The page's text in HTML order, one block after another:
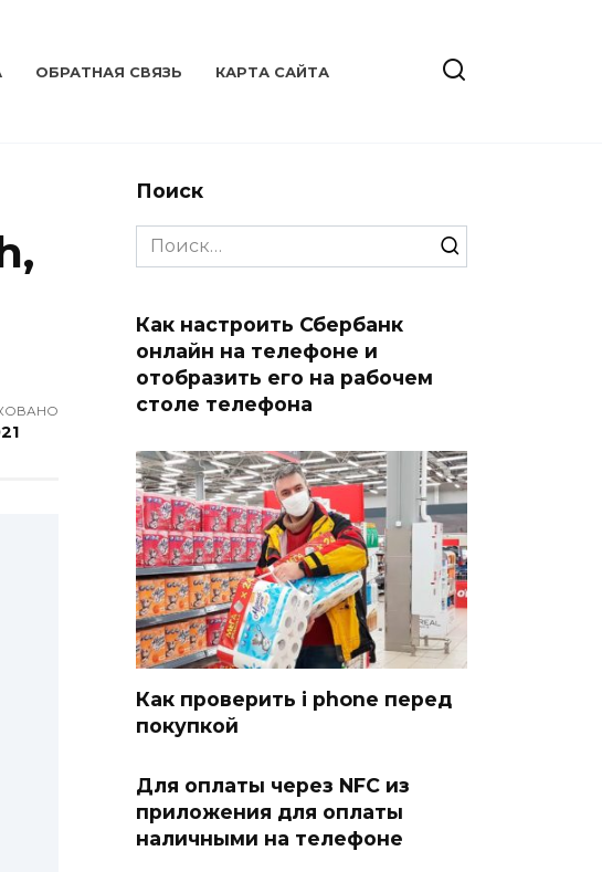
ОБРАТНАЯ СВЯЗЬ КАРТА САЙТА
Поиск
Search
for:
Как настроить Сбербанк
онлайн на телефоне и
отобразить его на рабочем
столе телефона
Как проверить i phone перед
покупкой
Для оплаты через NFC из
приложения для оплаты
наличными на телефоне